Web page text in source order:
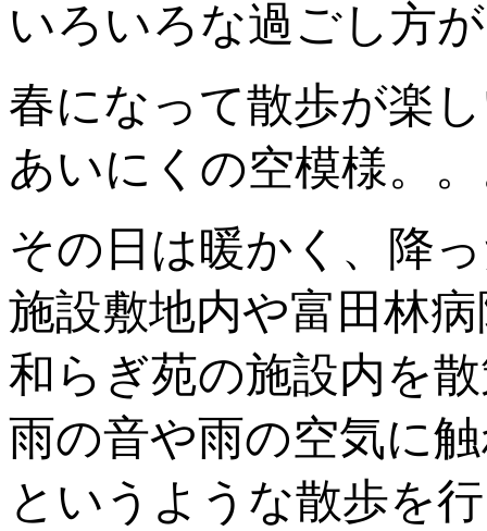
いろいろな過ごし方
春になって散歩が楽
あいにくの空模様。
その日は暖かく、降
施設敷地内や富田林
和らぎ苑の施設内を
雨の音や雨の空気に
というような散歩を